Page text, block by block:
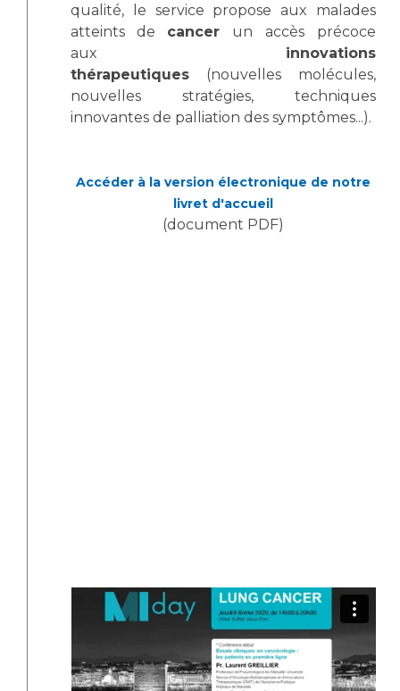
Qualité
Nos indicateurs qualité et de sécurité des soins
Protection des données
qualité, le service propose aux malades
atteints de cancer un accès précoce
aux innovations
thérapeutiques (nouvelles molécules,
nouvelles stratégies, techniques
innovantes de palliation des symptômes...).
Accéder à la version électronique de notre
livret d'accueil
(document PDF)